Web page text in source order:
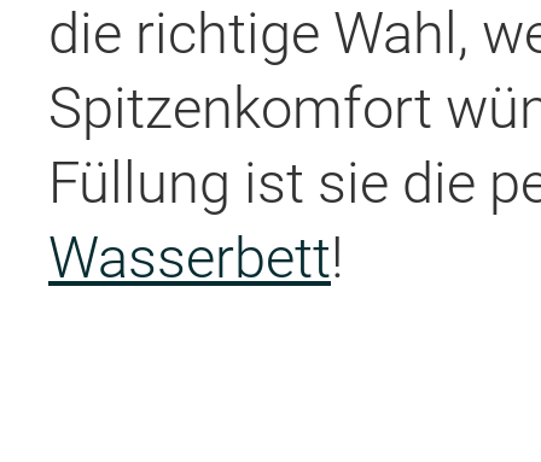
die richtige Wahl,
Spitzenkomfort
Füllung ist sie die
Wasserbett!